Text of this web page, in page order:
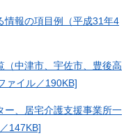
情報の項目例（平成31年4
（中津市、宇佐市、豊後高
ァイル／190KB]
ー、居宅介護支援事業所一
147KB]